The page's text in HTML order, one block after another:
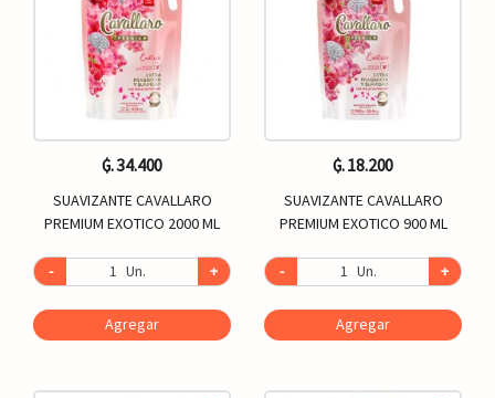
₲. 34.400
SUAVIZANTE CAVALLARO
PREMIUM EXOTICO 2000 ML
- Un. +
Agregar
₲. 18.200
SUAVIZANTE CAVALLARO
PREMIUM EXOTICO 900 ML
- Un. +
Agregar